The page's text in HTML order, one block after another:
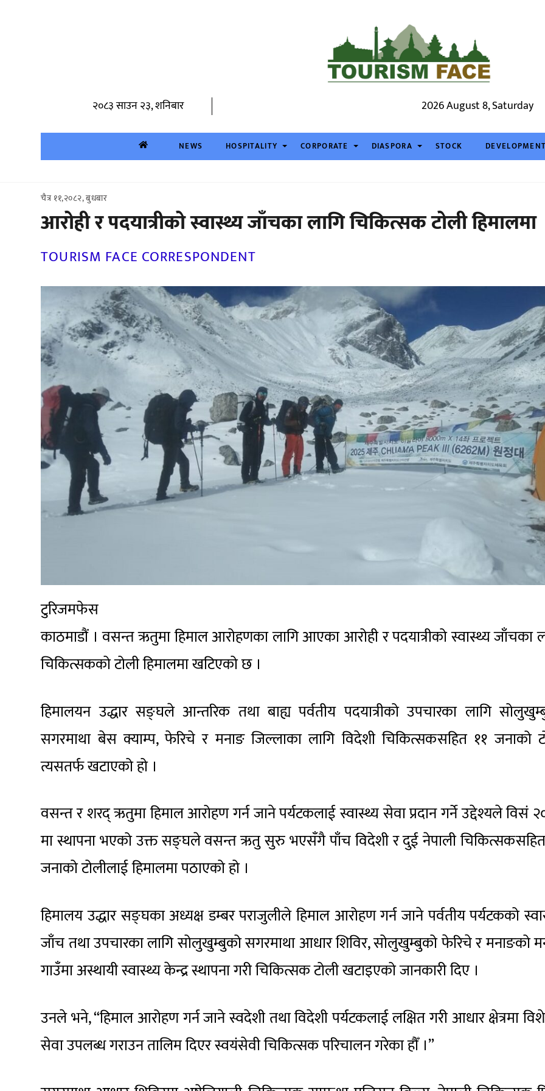
२०८३ साउन २३, शनिबार 2026 August 8, Saturday
NEWS HOSPITALITY CORPORATE DIASPORA STOCK
चैत्र ११,२०८२, बुधबार
आरोही र पदयात्रीको स्वास्थ्य जाँचका लागि चिकित्सक टोली हिमालमा
TOURISM FACE CORRESPONDENT
टुरिजमफेस
काठमाडौं । वसन्त ऋतुमा हिमाल आरोहणका लागि आएका आरोही र पदयात्रीको स्वास्थ्य जाँचका
चिकित्सकको टोली हिमालमा खटिएको छ ।
हिमालयन उद्धार सङ्घले आन्तरिक तथा बाह्य पर्वतीय पदयात्रीको उपचारका लागि
सगरमाथा बेस क्याम्प, फेरिचे र मनाङ जिल्लाका लागि विदेशी चिकित्सकसहित ११ जनाको
त्यसतर्फ खटाएको हो ।
वसन्त र शरद् ऋतुमा हिमाल आरोहण गर्न जाने पर्यटकलाई स्वास्थ्य सेवा प्रदान गर्ने उद्देश्यले विसं
मा स्थापना भएको उक्त सङ्घले वसन्त ऋतु सुरु भएसँगै पाँच विदेशी र दुई नेपाली
जनाको टोलीलाई हिमालमा पठाएको हो ।
हिमालय उद्धार सङ्घका अध्यक्ष डम्बर पराजुलीले हिमाल आरोहण गर्न जाने पर्वतीय पर्यटकको
जाँच तथा उपचारका लागि सोलुखुम्बुको सगरमाथा आधार शिविर, सोलुखुम्बुको फेरिचे र मनाङको
गाउँमा अस्थायी स्वास्थ्य केन्द्र स्थापना गरी चिकित्सक टोली खटाइएको जानकारी दिए ।
उनले भने, “हिमाल आरोहण गर्न जाने स्वदेशी तथा विदेशी पर्यटकलाई लक्षित गरी आधार क्षेत्रमा
सेवा उपलब्ध गराउन तालिम दिएर स्वयंसेवी चिकित्सक परिचालन गरेका हौँ ।”